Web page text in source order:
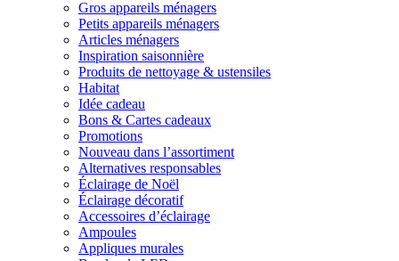
Gros appareils ménagers
Petits appareils ménagers
Articles ménagers
Inspiration saisonnière
Produits de nettoyage & ustensiles
Habitat
Idée cadeau
Bons & Cartes cadeaux
Promotions
Nouveau dans l’assortiment
Alternatives responsables
Éclairage de Noël
Éclairage décoratif
Accessoires d’éclairage
Ampoules
Appliques murales